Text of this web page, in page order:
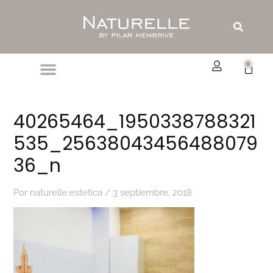
Buscar
0
40265464_1950338788321
535_25638043456488079
36_n
Por naturelle.estetica / 3 septiembre, 2018